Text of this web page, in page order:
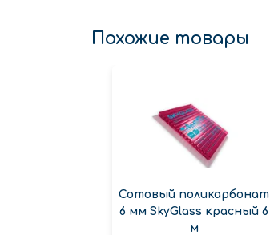
Похожие товары
Сотовый поликарбонат
6 мм SkyGlass красный 6
м